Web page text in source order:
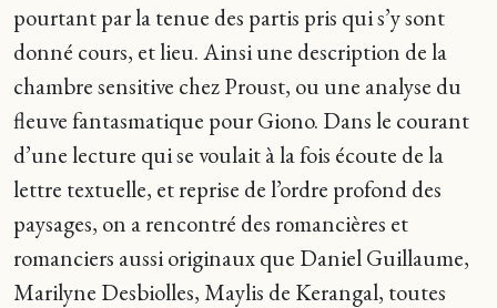
pourtant par la tenue des partis pris qui s’y sont
donné cours, et lieu. Ainsi une description de la
chambre sensitive chez Proust, ou une analyse du
fleuve fantasmatique pour Giono. Dans le courant
d’une lecture qui se voulait à la fois écoute de la
lettre textuelle, et reprise de l’ordre profond des
paysages, on a rencontré des romancières et
romanciers aussi originaux que Daniel Guillaume,
Marilyne Desbiolles, Maylis de Kerangal, toutes